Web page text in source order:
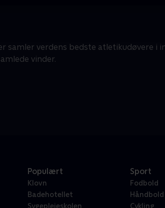
samler verdens bedste atletikudøvere
vinder.
Populært
Klovn
Badehotellet
Sygeplejeskolen
Sport
Fodbold
Håndbold
Cykling